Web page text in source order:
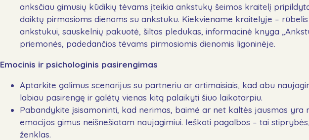
anksčiau gimusių kūdikių tėvams įteikia ankstukų šeimos kraitelį
daiktų pirmosioms dienoms su ankstuku. Kiekviename kraitelyje –
ankstukui, sauskelnių pakuotė, šiltas pledukas, informacinė knyga
priemonės, padedančios tėvams pirmosiomis dienomis ligoninėje.
Emocinis ir psichologinis pasirengimas
Aptarkite galimus scenarijus su partneriu ar artimaisiais, kad abu
labiau pasirengę ir galėtų vienas kitą palaikyti šiuo laikotarpiu.
Pabandykite įsisamoninti, kad nerimas, baimė ar net kaltės jausmas yra
emocijos gimus neišnešiotam naujagimiui. Ieškoti pagalbos – tai
ženklas.